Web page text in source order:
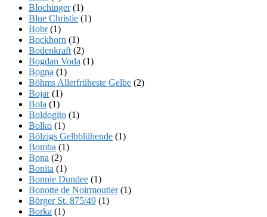
Blochinger(1)
Blue Christie (1)
Bobr(1)
Bockhorn (1)
Bodenkraft (2)
Bogdan Voda (1)
Bogna (1)
Böhms Allerfrüheste Gelbe (2)
Bojar(1)
Bola (1)
Boldogito (1)
Bolko (1)
Bölzigs Gelbblühende (1)
Bomba (1)
Bona (2)
Bonita (1)
Bonnie Dundee (1)
Bonotte de Noirmoutier(1)
Börger St. 875/49 (1)
Borka (1)